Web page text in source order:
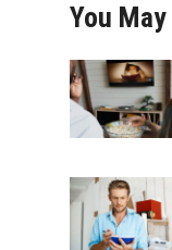
You May